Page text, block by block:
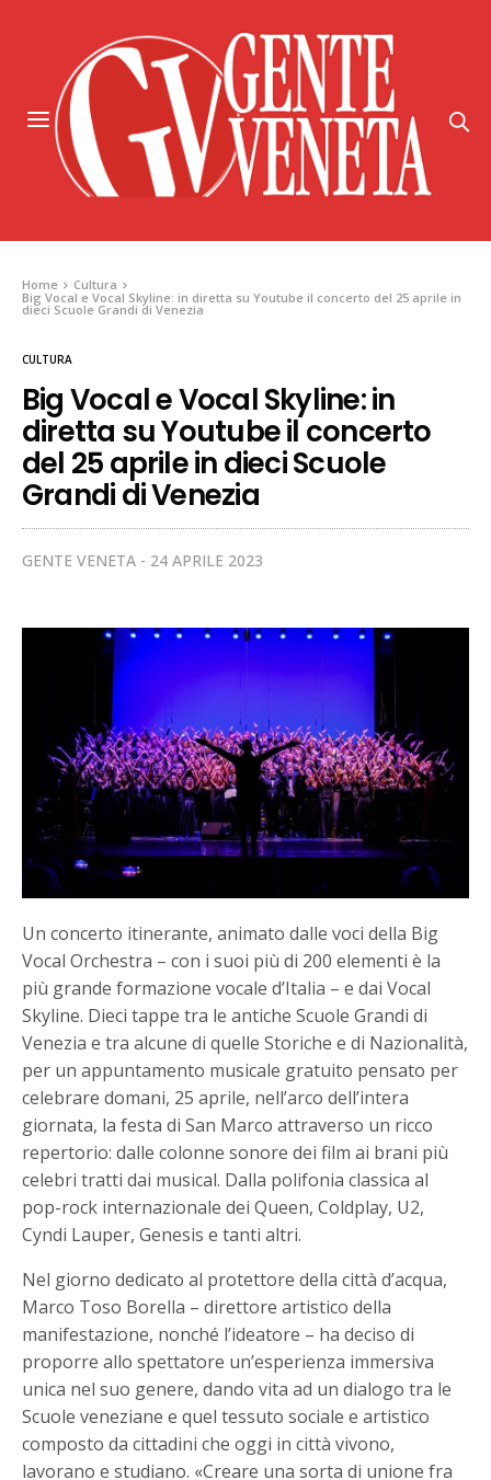
Home
Cultura
Big Vocal e Vocal Skyline: in diretta su Youtube il concerto del 25 aprile in
dieci Scuole Grandi di Venezia
CULTURA
Big Vocal e Vocal Skyline: in
diretta su Youtube il concerto
del 25 aprile in dieci Scuole
Grandi di Venezia
GENTE VENETA 24 APRILE 2023
Un concerto itinerante, animato dalle voci della Big
Vocal Orchestra – con i suoi più di 200 elementi è la
più grande formazione vocale d’Italia – e dai Vocal
Skyline. Dieci tappe tra le antiche Scuole Grandi di
Venezia e tra alcune di quelle Storiche e di Nazionalità,
per un appuntamento musicale gratuito pensato per
celebrare domani, 25 aprile, nell’arco dell’intera
giornata, la festa di San Marco attraverso un ricco
repertorio: dalle colonne sonore dei film ai brani più
celebri tratti dai musical. Dalla polifonia classica al
pop-rock internazionale dei Queen, Coldplay, U2,
Cyndi Lauper, Genesis e tanti altri.
Nel giorno dedicato al protettore della città d’acqua,
Marco Toso Borella – direttore artistico della
manifestazione, nonché l’ideatore – ha deciso di
proporre allo spettatore un’esperienza immersiva
unica nel suo genere, dando vita ad un dialogo tra le
Scuole veneziane e quel tessuto sociale e artistico
composto da cittadini che oggi in città vivono,
lavorano e studiano. «Creare una sorta di unione fra